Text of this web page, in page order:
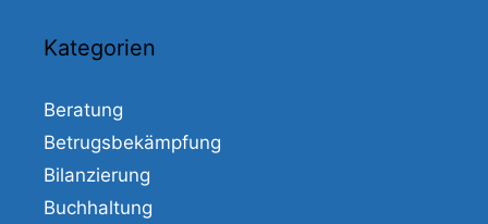
Kategorien
Beratung
Betrugsbekämpfung
Bilanzierung
Buchhaltung